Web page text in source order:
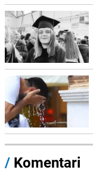
/ Komentari